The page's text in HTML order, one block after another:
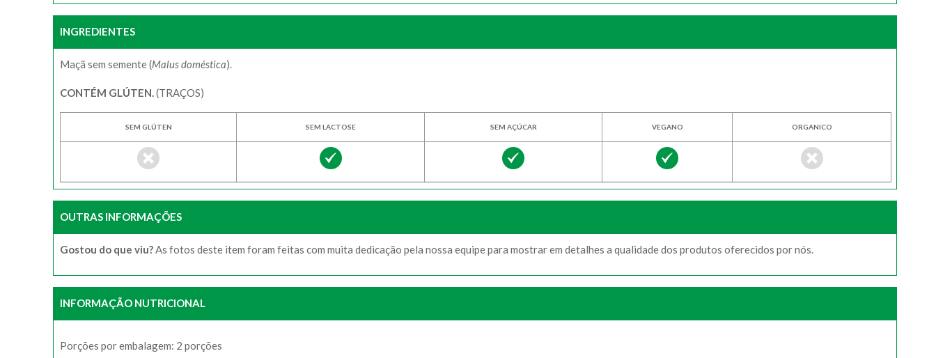
INGREDIENTES
Maçã sem semente (Malus doméstica).
CONTÉM GLÚTEN.(TRAÇOS)
SEM GLÚTEN SEM LACTOSE SEM AÇÚCAR VEGANO ORGANICO
OUTRAS INFORMAÇÕES
Gostou do que viu?As fotos deste item foram feitas com muita dedicação pela nossa equipe para mostrar em detalhes a qualidade dos produtos oferecidos por nós.
INFORMAÇÃO NUTRICIONAL
Porções por embalagem: 2 porções